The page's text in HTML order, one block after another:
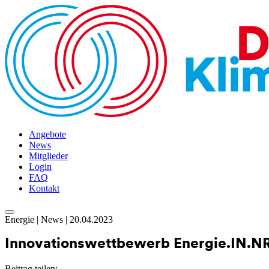
Angebote
News
Mitglieder
Login
FAQ
Kontakt
Skip
content
Energie | News | 20.04.2023
Innovationswettbewerb